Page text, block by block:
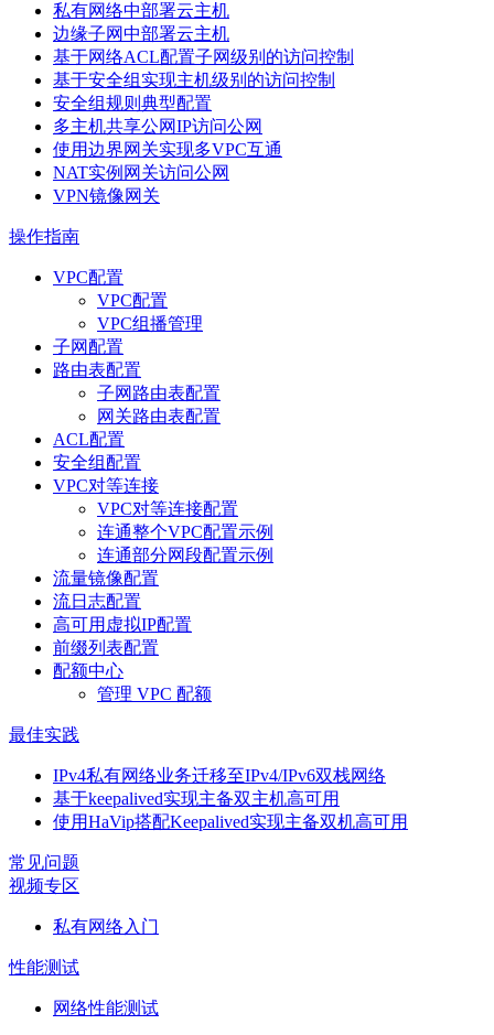
私有网络中部署云主机
边缘子网中部署云主机
基于网络ACL配置子网级别的访问控制
基于安全组实现主机级别的访问控制
安全组规则典型配置
多主机共享公网IP访问公网
使用边界网关实现多VPC互通
NAT实例网关访问公网
VPN镜像网关
操作指南
VPC配置
VPC配置
VPC组播管理
子网配置
路由表配置
子网路由表配置
网关路由表配置
ACL配置
安全组配置
VPC对等连接
VPC对等连接配置
连通整个VPC配置示例
连通部分网段配置示例
流量镜像配置
流日志配置
高可用虚拟IP配置
前缀列表配置
配额中心
管理 VPC 配额
最佳实践
IPv4私有网络业务迁移至IPv4/IPv6双栈网络
基于keepalived实现主备双主机高可用
使用HaVip搭配Keepalived实现主备双机高可用
常见问题
视频专区
私有网络入门
性能测试
网络性能测试